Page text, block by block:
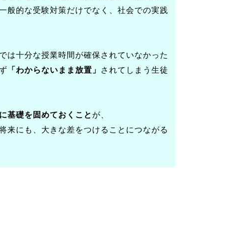
般的な受験対策だけでなく、社会での実践
は十分な授業時間が確保されていなかった
「わからないまま放置」
されてしまう生徒
基礎を固めておくこと が、
来にも、大きな差をつけることにつながる